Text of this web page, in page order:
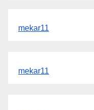
mekar11
mekar11